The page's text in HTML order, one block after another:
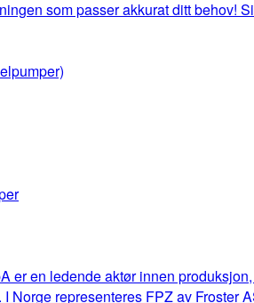
som passer akkurat ditt
er en ledende aktør innen
Norge representeres FPZ av Froster